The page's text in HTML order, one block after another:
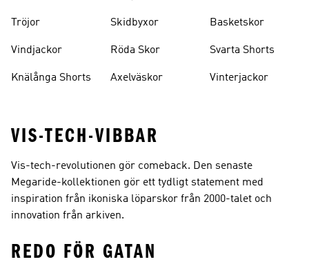
Tröjor
Vindjackor
Knälånga Shorts
Skidbyxor
Röda Skor
Axelväskor
Basketskor
Svarta Shorts
Vinterjackor
VIS-TECH-VIBBAR
Vis-tech-revolutionen gör comeback. Den senaste
Megaride-kollektionen gör ett tydligt statement med
inspiration från ikoniska löparskor från 2000-talet och
innovation från arkiven.
REDO FÖR GATAN